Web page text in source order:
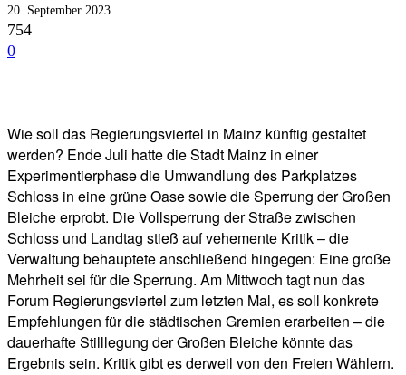
20. September 2023
754
0
Wie soll das Regierungsviertel in Mainz künftig gestaltet
werden? Ende Juli hatte die Stadt Mainz in einer
Experimentierphase die Umwandlung des Parkplatzes
Schloss in eine grüne Oase sowie die Sperrung der Großen
Bleiche erprobt. Die Vollsperrung der Straße zwischen
Schloss und Landtag stieß auf vehemente Kritik – die
Verwaltung behauptete anschließend hingegen: Eine große
Mehrheit sei für die Sperrung. Am Mittwoch tagt nun das
Forum Regierungsviertel zum letzten Mal, es soll konkrete
Empfehlungen für die städtischen Gremien erarbeiten – die
dauerhafte Stilllegung der Großen Bleiche könnte das
Ergebnis sein. Kritik gibt es derweil von den Freien Wählern.